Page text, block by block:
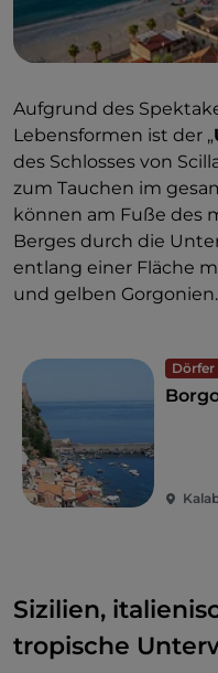
Aufgrund des
Lebensformen ist der „
des Schlosses von
zum Tauchen im
können am Fuße des
Berges durch die
entlang einer Fläche
und gelben Gorgonien.
Dörfer
Sizilien,
tropische